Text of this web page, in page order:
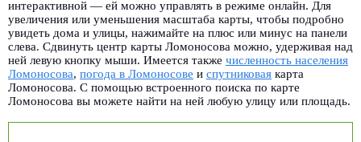
интерактивной — ей можно управлять в режиме онлайн. Для
увеличения или уменьшения масштаба карты, чтобы подробно
увидеть дома и улицы, нажимайте на плюс или минус на панели
слева. Сдвинуть центр карты Ломоносова можно, удерживая над
ней левую кнопку мыши. Имеется также численность населения
Ломоносова, погода в Ломоносове и спутниковая карта
Ломоносова. С помощью встроенного поиска по карте
Ломоносова вы можете найти на ней любую улицу или площадь.